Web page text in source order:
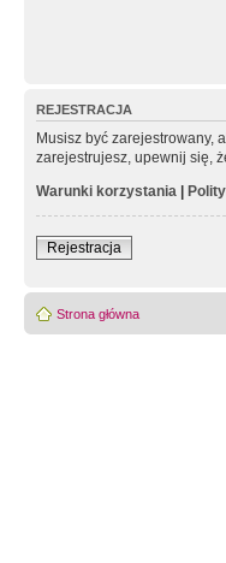
REJESTRACJA
Musisz być zarejestrowany,
zarejestrujesz, upewnij się,
Warunki korzystania |
Rejestracja
Strona główna